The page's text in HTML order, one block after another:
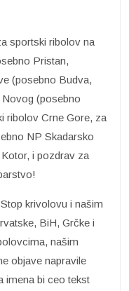
sportski ribolov na
Pristan,
(posebno Budva,
Novog (posebno
ribolov Crne Gore, za
NP Skadarsko
i pozdrav za
krivolovu i našim
BiH, Grčke i
našim
objave napravile
imena bi ceo tekst